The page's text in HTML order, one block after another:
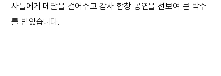
사들에게 메달을 걸어주고 감사 합창 공연을 선보여 큰 박수
를 받았습니다.